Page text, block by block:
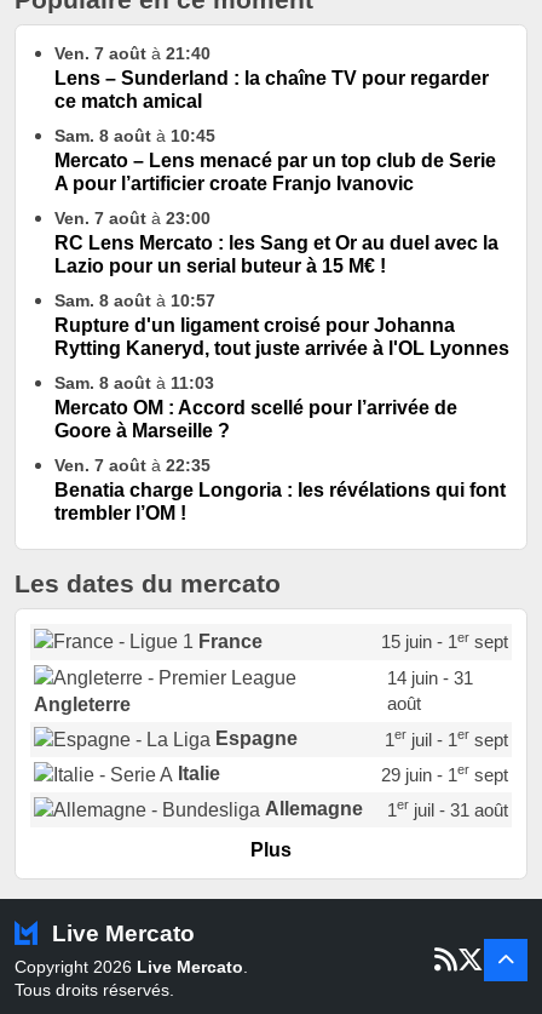
Ven. 7 août à 21:40
Lens – Sunderland : la chaîne TV pour regarder
ce match amical
Sam. 8 août à 10:45
Mercato – Lens menacé par un top club de Serie
A pour l’artificier croate Franjo Ivanovic
Ven. 7 août à 23:00
RC Lens Mercato : les Sang et Or au duel avec la
Lazio pour un serial buteur à 15 M€ !
Sam. 8 août à 10:57
Rupture d'un ligament croisé pour Johanna
Rytting Kaneryd, tout juste arrivée à l'OL Lyonnes
Sam. 8 août à 11:03
Mercato OM : Accord scellé pour l’arrivée de
Goore à Marseille ?
Ven. 7 août à 22:35
Benatia charge Longoria : les révélations qui font
trembler l’OM !
Les dates du mercato
France 15 juin - 1ersept
Angleterre
14 juin - 31
août
Espagne
1erjuil - 1ersept
Italie
29 juin - 1ersept
Allemagne
1erjuil - 31 août
Portugal
Pays-Bas
22 juin - 2 sept
Belgique
juil - 31
Plus
Live Mercato
Copyright 2026 Live Mercato.
Tous droits réservés.